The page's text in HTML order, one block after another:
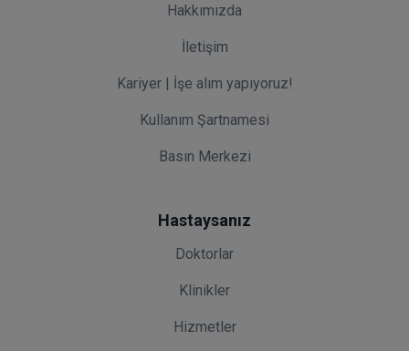
Hakkımızda
İletişim
Kariyer | İşe alım yapıyoruz!
Kullanım Şartnamesi
Basın Merkezi
Hastaysanız
Doktorlar
Klinikler
Hizmetler